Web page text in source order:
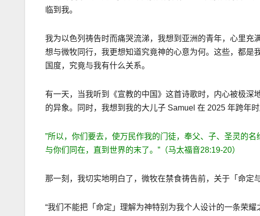
临到我。
我为以色列祷告时而痛哭流涕，我想到亚洲的青年，心里
想与微牧同行，我更想知道究竟神的心意为何。这些，都
国度，究竟与我有什么关系。
有一天，当我听到《宣教的中国》这首诗歌时，内心被极
的异象。同时，我想到我的大儿子 Samuel 在 2025 年跨年
”所以，你们要去，使万民作我的门徒，奉父、子、圣灵的
与你们同在，直到世界的末了。”（马太福音28:19-20）
那一刻，我切实地明白了，微牧在禁食祷告前，关于「命定
“我们不能把「命定」理解为神特别为我个人设计的一条荣